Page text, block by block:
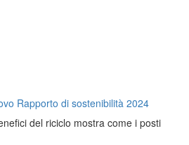
Rapporto di sostenibilità 2024
del riciclo mostra come i posti